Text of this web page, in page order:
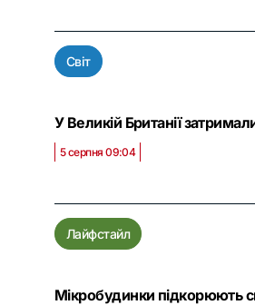
Світ
У Великій Британії
5 серпня 09:04
Лайфстайл
Мікробудинки підкорюють